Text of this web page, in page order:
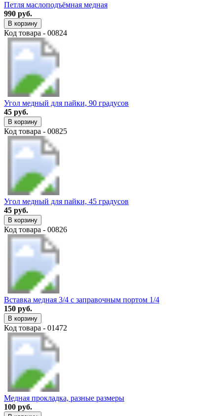
Петля маслоподъёмная медная
990 руб.
В корзину
Код товара - 00824
Угол медный для пайки, 90 градусов
45 руб.
В корзину
Код товара - 00825
Угол медный для пайки, 45 градусов
45 руб.
В корзину
Код товара - 00826
Вставка медная 3/4 с заправочным портом 1/4
150 руб.
В корзину
Код товара - 01472
Медная прокладка, разные размеры
100 руб.